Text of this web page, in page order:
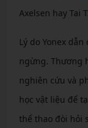
Axelsen hay Tai
Lý do Yonex
ngừng. Thương
nghiên cứu và
học vật liệu để
thể thao đòi hỏi